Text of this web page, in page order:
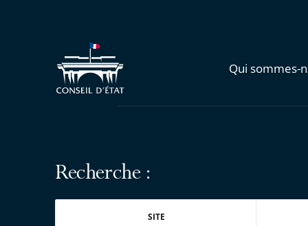
Qui sommes-
Recherche :
SITE